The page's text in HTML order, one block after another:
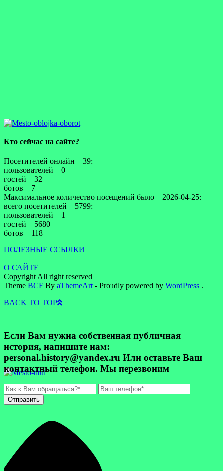
Кто сейчас на сайте?
Посетителей онлайн – 39:
пользователей – 0
гостей – 32
ботов – 7
Максимальное количество посещений было – 2026-04-25:
всего посетителей – 5799:
пользователей – 1
гостей – 5680
ботов – 118
ПОЛЕЗНЫЕ ССЫЛКИ
О САЙТЕ
Copyright All right reserved
Theme BCF By aThemeArt- Proudly powered by WordPress .
BACK TO TOP
Если Вам нужна собственная публичная
история, напишите нам:
personal.history@yandex.ru Или оставьте Ваш
контактный телефон. Мы перезвоним
Отправить